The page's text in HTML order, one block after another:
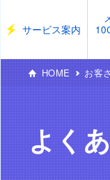
サービス案内
HOME お客
よく